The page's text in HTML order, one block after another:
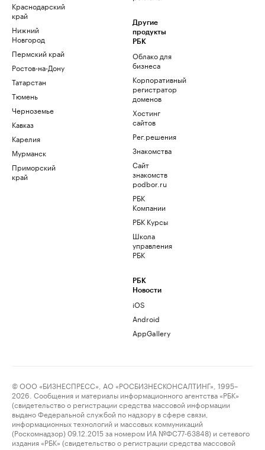
Краснодарский
край
Нижний
Новгород
Пермский край
Ростов-на-Дону
Татарстан
Тюмень
Черноземье
Кавказ
Карелия
Мурманск
Приморский
край
Другие
продукты
РБК
Облако для
бизнеса
Корпоративный
регистратор
доменов
Хостинг
сайтов
Рег.решения
Знакомства
Сайт
знакомств
podbor.ru
РБК
Компании
РБК Курсы
Школа
управления
РБК
РБК
Новости
iOS
Android
AppGallery
© ООО «БИЗНЕСПРЕСС», АО «РОСБИЗНЕСКОНСАЛТИНГ», 1995–
2026. Сообщения и материалы информационного агентства «РБК»
(свидетельство о регистрации средства массовой информации
выдано Федеральной службой по надзору в сфере связи,
информационных технологий и массовых коммуникаций
(Роскомнадзор) 09.12.2015 за номером ИА №ФС77-63848) и сетевого
издания «РБК» (свидетельство о регистрации средства массовой